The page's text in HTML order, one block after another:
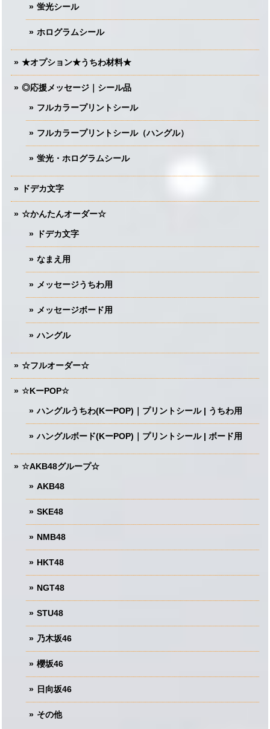
蛍光シール
ホログラムシール
★オプション★うちわ材料★
◎応援メッセージ｜シール品
フルカラープリントシール
フルカラープリントシール（ハングル）
蛍光・ホログラムシール
ドデカ文字
☆かんたんオーダー☆
ドデカ文字
なまえ用
メッセージうちわ用
メッセージボード用
ハングル
☆フルオーダー☆
☆KーPOP☆
ハングルうちわ(KーPOP)｜プリントシール | うちわ用
ハングルボード(KーPOP)｜プリントシール | ボード用
☆AKB48グループ☆
AKB48
SKE48
NMB48
HKT48
NGT48
STU48
乃木坂46
櫻坂46
日向坂46
その他